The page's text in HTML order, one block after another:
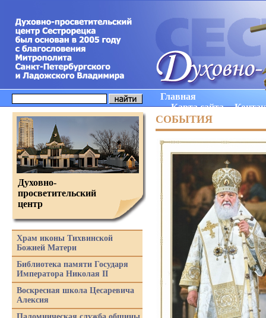
Главная
Карта сайта
СОБЫТИЯ
Духовно-
просветительский
центр
Храм иконы Тихвинской
Божией Матери
Библиотека памяти Государя
Императора Николая II
Воскресная школа Цесаревича
Алексия